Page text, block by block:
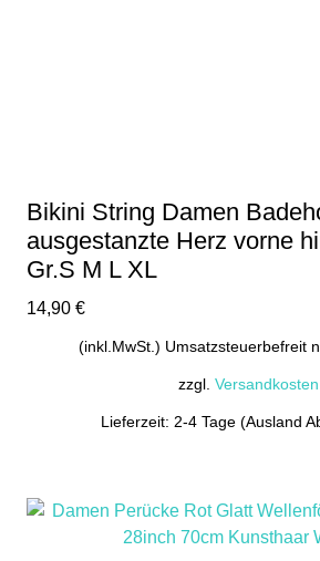
Bikini String Damen
ausgestanzte Herz vorne
Gr.S M L XL
14,90 €
(inkl.MwSt.) Umsatzsteuerbefreit
zzgl. Versandkosten
Lieferzeit: 2-4 Tage (Ausland
weist
mehrere